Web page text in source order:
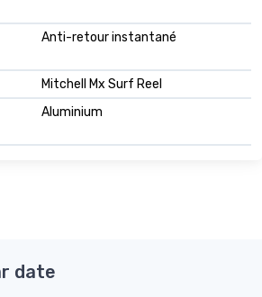
Anti-retour instantané
Mitchell Mx Surf Reel
Aluminium
date